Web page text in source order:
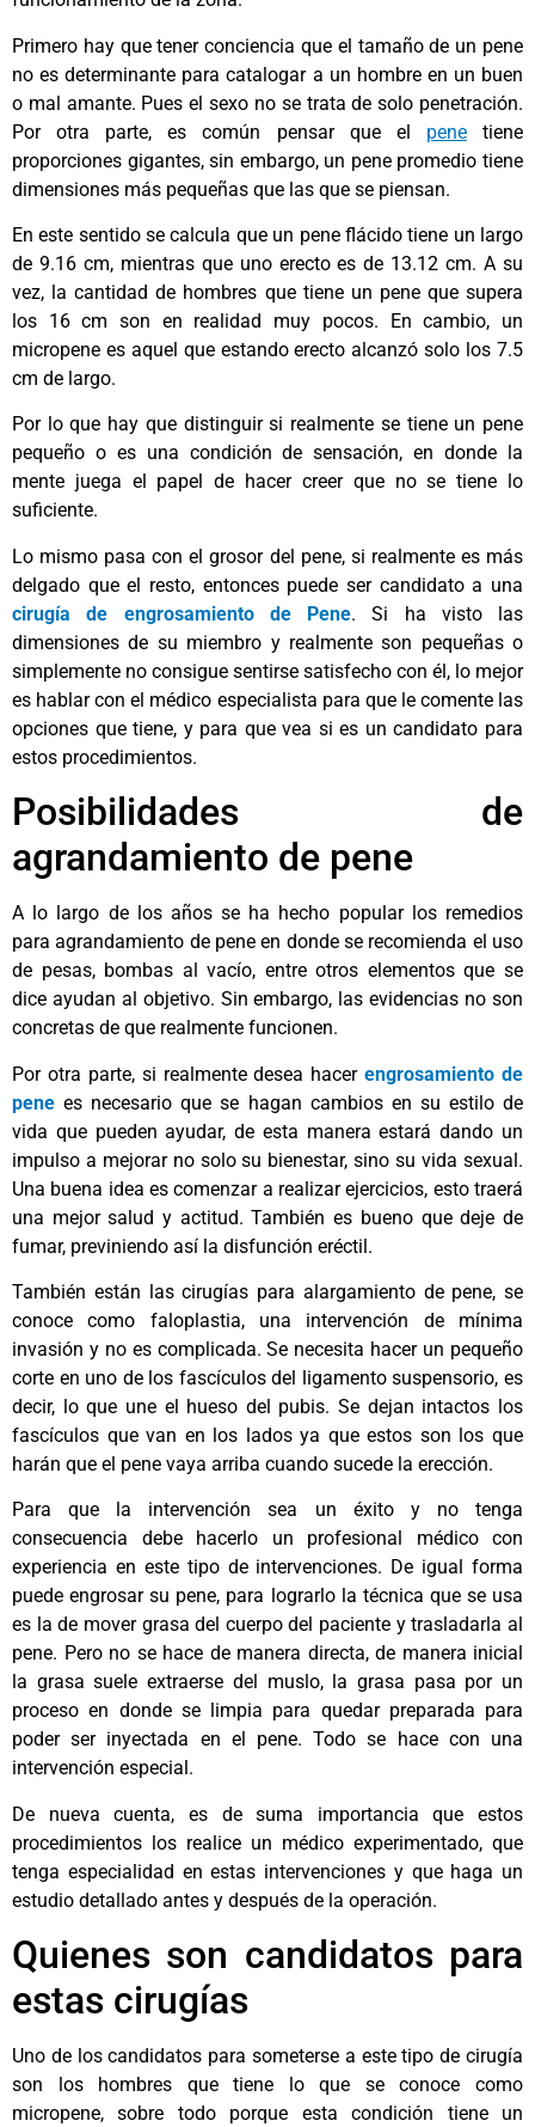
Primero hay que tener conciencia que el tamaño de un pene
no es determinante para catalogar a un hombre en un buen
o mal amante. Pues el sexo no se trata de solo penetración.
Por otra parte, es común pensar que el penetiene
proporciones gigantes, sin embargo, un pene promedio tiene
dimensiones más pequeñas que las que se piensan.
En este sentido se calcula que un pene flácido tiene un largo
de 9.16 cm, mientras que uno erecto es de 13.12 cm. A su
vez, la cantidad de hombres que tiene un pene que supera
los 16 cm son en realidad muy pocos. En cambio, un
micropene es aquel que estando erecto alcanzó solo los 7.5
cm de largo.
Por lo que hay que distinguir si realmente se tiene un pene
pequeño o es una condición de sensación, en donde la
mente juega el papel de hacer creer que no se tiene lo
suficiente.
Lo mismo pasa con el grosor del pene, si realmente es más
delgado que el resto, entonces puede ser candidato a una
cirugía de engrosamiento de Pene. Si ha visto las
dimensiones de su miembro y realmente son pequeñas o
simplemente no consigue sentirse satisfecho con él, lo mejor
es hablar con el médico especialista para que le comente las
opciones que tiene, y para que vea si es un candidato para
estos procedimientos.
Posibilidades de
agrandamiento de pene
A lo largo de los años se ha hecho popular los remedios
para agrandamiento de pene en donde se recomienda el uso
de pesas, bombas al vacío, entre otros elementos que se
dice ayudan al objetivo. Sin embargo, las evidencias no son
concretas de que realmente funcionen.
Por otra parte, si realmente desea hacerengrosamiento de
pene es necesario que se hagan cambios en su estilo de
vida que pueden ayudar, de esta manera estará dando un
impulso a mejorar no solo su bienestar, sino su vida sexual.
Una buena idea es comenzar a realizar ejercicios, esto traerá
una mejor salud y actitud. También es bueno que deje de
fumar, previniendo así la disfunción eréctil.
También están las cirugías para alargamiento de pene, se
conoce como faloplastia, una intervención de mínima
invasión y no es complicada. Se necesita hacer un pequeño
corte en uno de los fascículos del ligamento suspensorio, es
decir, lo que une el hueso del pubis. Se dejan intactos los
fascículos que van en los lados ya que estos son los que
harán que el pene vaya arriba cuando sucede la erección.
Para que la intervención sea un éxito y no tenga
consecuencia debe hacerlo un profesional médico con
experiencia en este tipo de intervenciones. De igual forma
puede engrosar su pene, para lograrlo la técnica que se usa
es la de mover grasa del cuerpo del paciente y trasladarla al
pene. Pero no se hace de manera directa, de manera inicial
la grasa suele extraerse del muslo, la grasa pasa por un
proceso en donde se limpia para quedar preparada para
poder ser inyectada en el pene. Todo se hace con una
intervención especial.
De nueva cuenta, es de suma importancia que estos
procedimientos los realice un médico experimentado, que
tenga especialidad en estas intervenciones y que haga un
estudio detallado antes y después de la operación.
Quienes son candidatos para
estas cirugías
Uno de los candidatos para someterse a este tipo de cirugía
son los hombres que tiene lo que se conoce como
micropene, sobre todo porque esta condición tiene un